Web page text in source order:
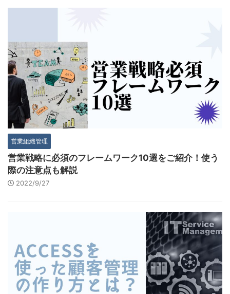
営業組織管理
営業戦略に必須のフレームワーク10選をご紹介！使う
際の注意点も解説
2022/9/27